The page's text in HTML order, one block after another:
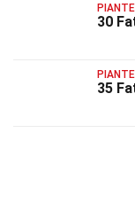
PIANTE
30
PIANTE
35